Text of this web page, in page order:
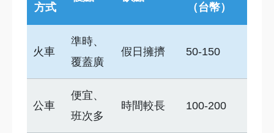
方式
（台幣）
火車
準時、
覆蓋廣
假日擁擠 50-150
公車
便宜、
班次多
時間較長 100-200